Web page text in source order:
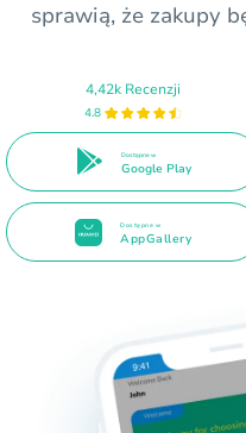
sprawią, że zakupy
4,42k Recenzji
4.8
Dostępne w
Google Play
Dostępne w
AppGallery